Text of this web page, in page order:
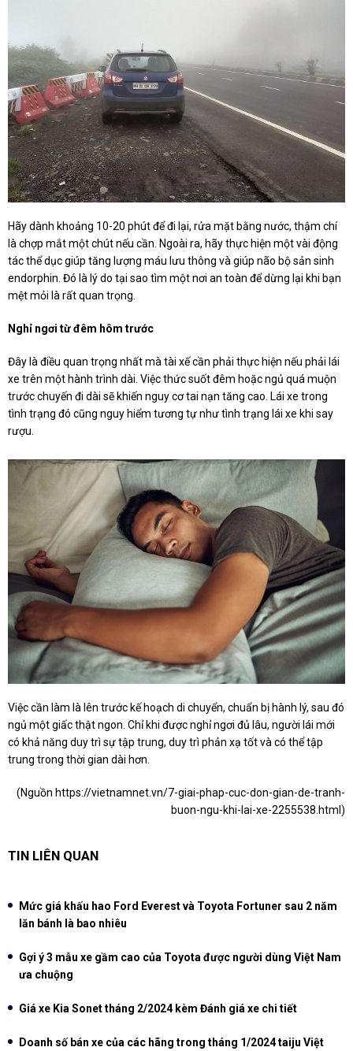
Hãy dành khoảng 10-20 phút để đi lại, rửa mặt bằng nước, thậm chí
là chợp mắt một chút nếu cần. Ngoài ra, hãy thực hiện một vài động
tác thể dục giúp tăng lượng máu lưu thông và giúp não bộ sản sinh
endorphin. Đó là lý do tại sao tìm một nơi an toàn để dừng lại khi bạn
mệt mỏi là rất quan trọng.
Nghỉ ngơi từ đêm hôm trước
Đây là điều quan trọng nhất mà tài xế cần phải thực hiện nếu phải lái
xe trên một hành trình dài. Việc thức suốt đêm hoặc ngủ quá muộn
trước chuyến đi dài sẽ khiến nguy cơ tai nạn tăng cao. Lái xe trong
tình trạng đó cũng nguy hiểm tương tự như tình trạng lái xe khi say
rượu.
Việc cần làm là lên trước kế hoạch di chuyển, chuẩn bị hành lý, sau đó
ngủ một giấc thật ngon. Chỉ khi được nghỉ ngơi đủ lâu, người lái mới
có khả năng duy trì sự tập trung, duy trì phản xạ tốt và có thể tập
trung trong thời gian dài hơn.
(Nguồn https://vietnamnet.vn/7-giai-phap-cuc-don-gian-de-tranh-
buon-ngu-khi-lai-xe-2255538.html )
TIN LIÊN QUAN
Mức giá khấu hao Ford Everest và Toyota Fortuner sau 2 năm
lăn bánh là bao nhiêu
Gợi ý 3 mẫu xe gầm cao của Toyota được người dùng Việt Nam
ưa chuộng
Giá xe Kia Sonet tháng 2/2024 kèm Đánh giá xe chi tiết
Doanh số bán xe của các hãng trong tháng 1/2024 taiju Việt